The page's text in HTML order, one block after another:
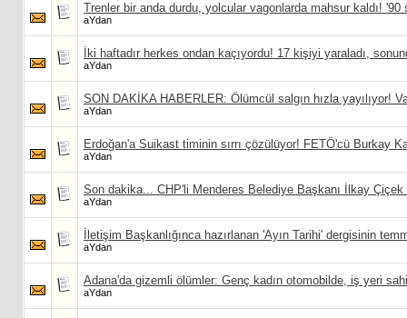
Trenler bir anda durdu, yolcular vagonlarda mahsur kaldı!
aYdan
İki haftadır herkes ondan kaçıyordu! 17 kişiyi yaraladı,
aYdan
SON DAKİKA HABERLER: Ölümcül salgın hızla yayılıyor!
aYdan
Erdoğan'a Suikast timinin sırrı çözülüyor! FETÖ'cü Burkay
aYdan
Son dakika... CHP'li Menderes Belediye Başkanı İlkay
aYdan
İletişim Başkanlığınca hazırlanan 'Ayın Tarihi' dergisinin
aYdan
Adana'da gizemli ölümler: Genç kadın otomobilde, iş yeri
aYdan